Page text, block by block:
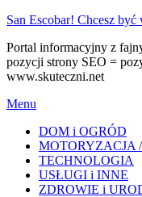
Skip
content
San Escobar! Chcesz
Portal informacyjny z
pozycji strony SEO =
www.skuteczni.net
Menu
DOM i OGRÓD
MOTORYZACJA
TECHNOLOGIA
USŁUGI i INNE
ZDROWIE i